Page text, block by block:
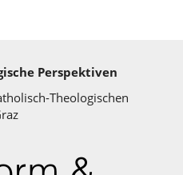
Perspektiven
Theologischen